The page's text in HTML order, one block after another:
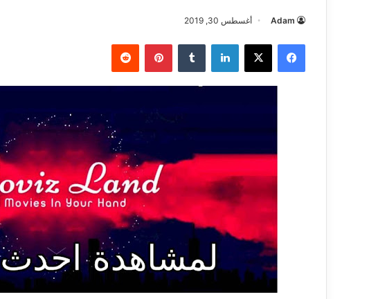
Adam أغسطس 30, 2019
فيسبوك ‫X لينكدإن بينتيريست